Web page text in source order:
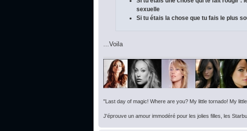
sexuelle
Si tu étais la chose que tu fais le plus
...Voila
"Last day of magic! Where are you? My little tornado! My
J'éprouve un amour immodéré pour les jolies filles, les